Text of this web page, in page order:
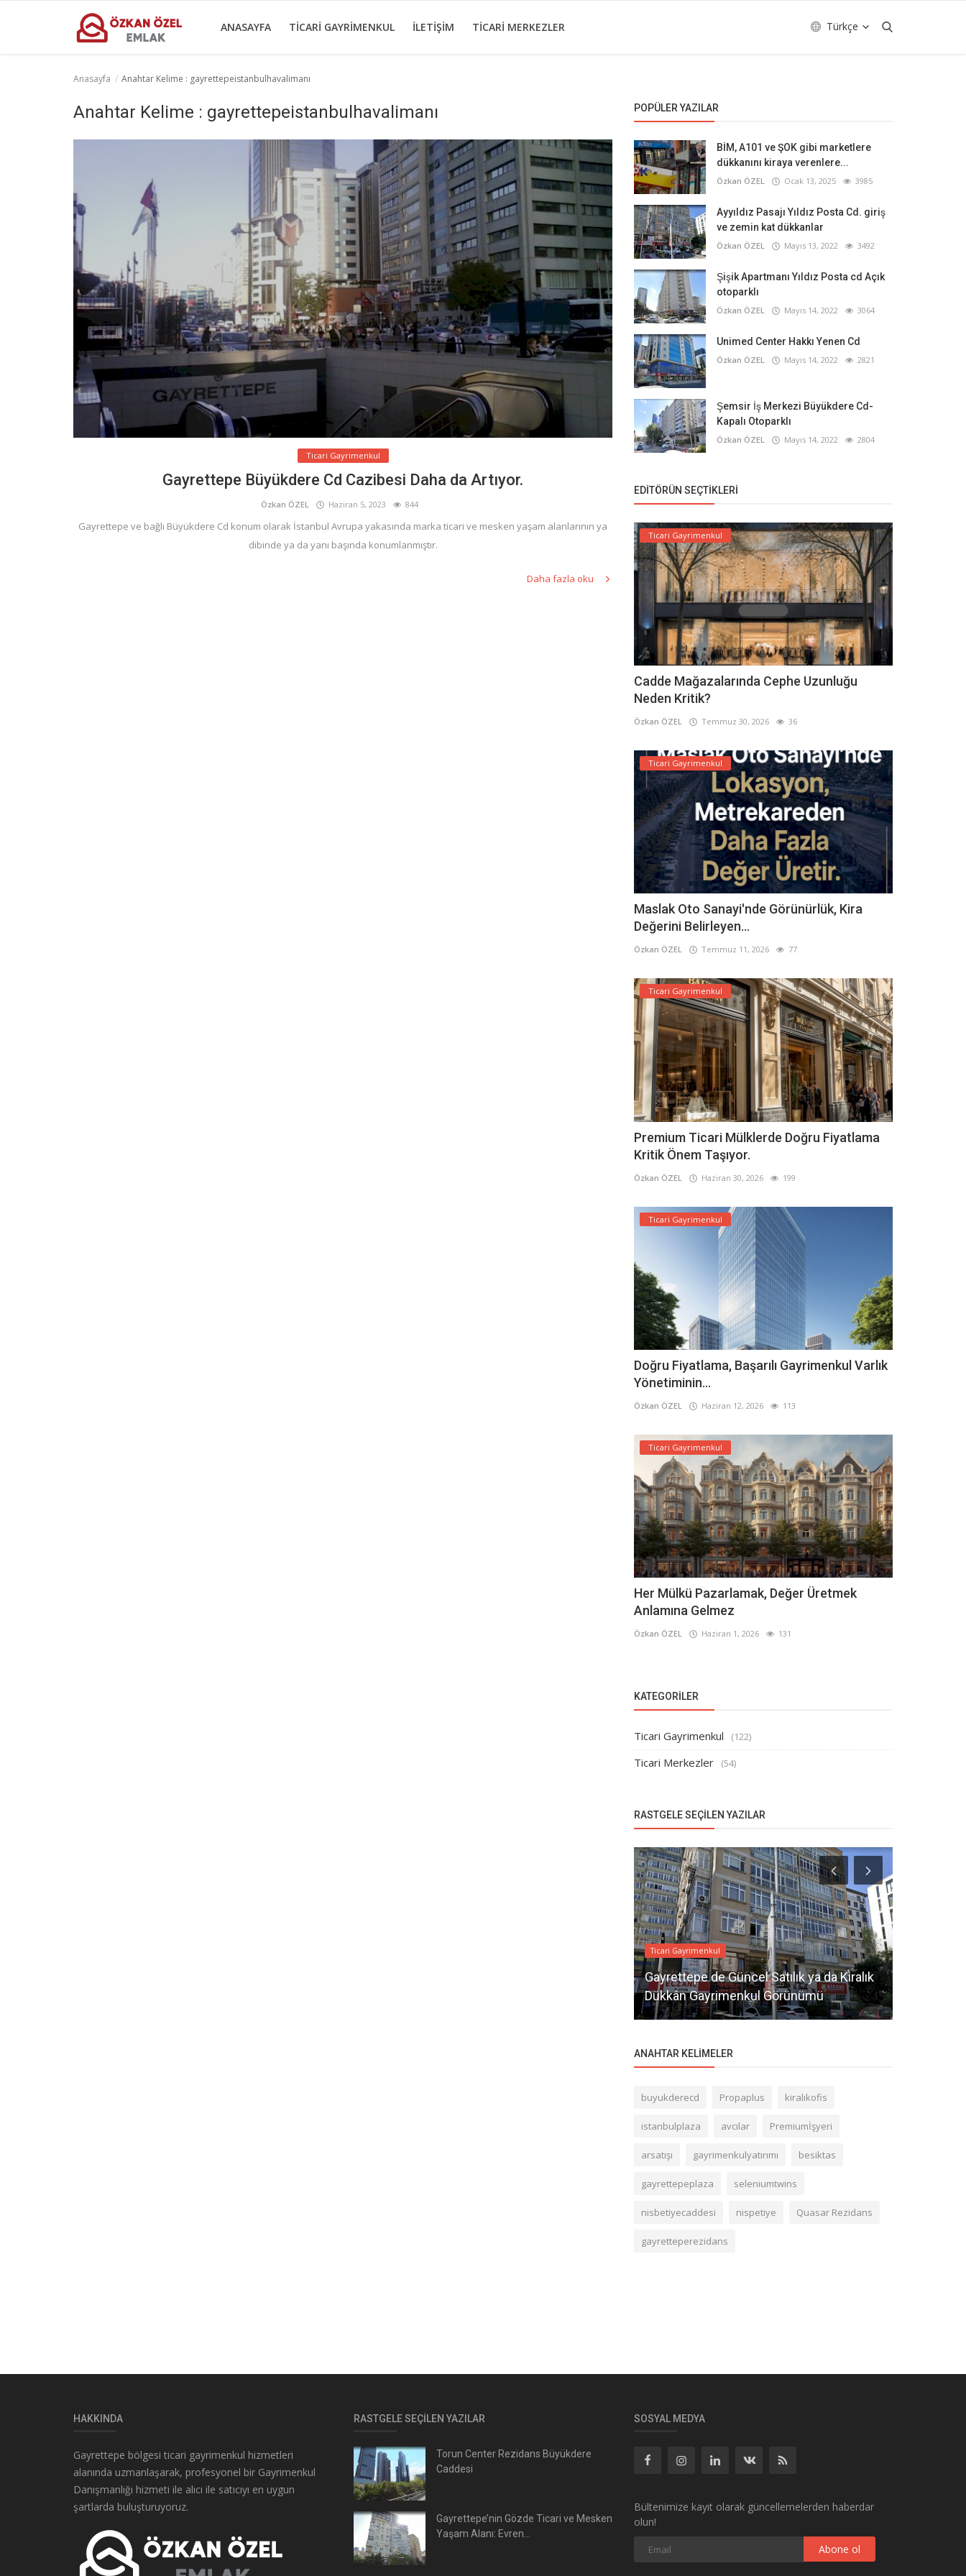
ANASAYFA TICARI GAYRIMENKUL İLETIŞIM TICARI MERKEZLER Türkçe
Ticari Merkezler
Anasayfa Anahtar Kelime : gayrettepeistanbulhavalimanı
Anahtar Kelime : gayrettepeistanbulhavalimanı
Ticari Gayrimenkul
Gayrettepe Büyükdere Cd Cazibesi Daha da Artıyor.
Özkan ÖZEL Haziran 5, 2023 844
Gayrettepe ve bağlı Büyükdere Cd konum olarak İstanbul Avrupa yakasında marka ticari ve mesken yaşam alanlarının ya
dibinde ya da yanı başında konumlanmıştır.
Daha fazla oku
POPÜLER YAZILAR
BİM, A101 ve ŞOK gibi marketlere
dükkanını kiraya verenlere...
Özkan ÖZEL Ocak 13, 2025 3985
Ayyıldız Pasajı Yıldız Posta Cd. giriş
ve zemin kat dükkanlar
Özkan ÖZEL Mayıs 13, 2022 3492
Şişik Apartmanı Yıldız Posta cd Açık
otoparklı
Özkan ÖZEL Mayıs 14, 2022 3064
Unimed Center Hakkı Yenen Cd
Özkan ÖZEL Mayıs 14, 2022 2821
Şemsir İş Merkezi Büyükdere Cd-
Kapalı Otoparklı
Özkan ÖZEL Mayıs 14, 2022 2804
EDITÖRÜN SEÇTIKLERI
Ticari Gayrimenkul
Cadde Mağazalarında Cephe Uzunluğu
Neden Kritik?
Özkan ÖZEL Temmuz 30, 2026 36
Ticari Gayrimenkul
Maslak Oto Sanayi'nde Görünürlük, Kira
Değerini Belirleyen...
Özkan ÖZEL Temmuz 11, 2026 77
Ticari Gayrimenkul
Premium Ticari Mülklerde Doğru Fiyatlama
Kritik Önem Taşıyor.
Özkan ÖZEL Haziran 30, 2026 199
Ticari Gayrimenkul
Doğru Fiyatlama, Başarılı Gayrimenkul Varlık
Yönetiminin...
Özkan ÖZEL Haziran 12, 2026 113
Ticari Gayrimenkul
Her Mülkü Pazarlamak, Değer Üretmek
Anlamına Gelmez
Özkan ÖZEL Haziran 1, 2026 131
KATEGORILER
Ticari Gayrimenkul (122)
Ticari Merkezler (54)
RASTGELE SEÇILEN YAZILAR
Ticari Gayrimenkul
Gayrettepe de Güncel Satılık ya da Kiralık
Dükkân Gayrimenkul Görünümü
ANAHTAR KELIMELER
buyukderecd Propaplus kiralıkofis
istanbulplaza avcılar Premiumİşyeri
arsatışı gayrimenkulyatırımı besiktas
gayrettepeplaza seleniumtwins
nisbetiyecaddesi nispetiye Quasar Rezidans
gayretteperezidans
HAKKINDA
Gayrettepe bölgesi ticari gayrimenkul hizmetleri
alanında uzmanlaşarak, profesyonel bir Gayrimenkul
Danışmanlığı hizmeti ile alıcı ile satıcıyı en uygun
şartlarda buluşturuyoruz.
RASTGELE SEÇILEN YAZILAR
Torun Center Rezidans Büyükdere
Caddesi
Gayrettepe’nin Gözde Ticari ve Mesken
Yaşam Alanı: Evren...
SOSYAL MEDYA
Bültenimize kayıt olarak güncellemelerden haberdar
olun!
Abone ol